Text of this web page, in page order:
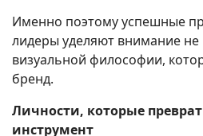
Именно поэтому успешные
лидеры уделяют внимание не
визуальной философии,
бренд.
Личности, которые
инструмент